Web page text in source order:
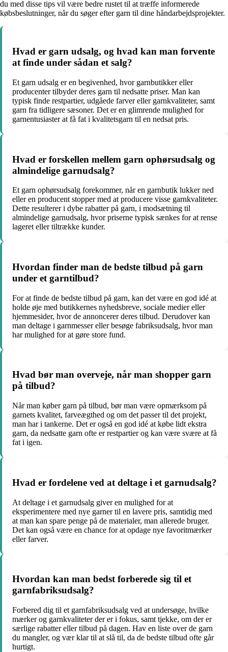
du med disse tips vil være bedre rustet til at træffe informerede
købsbeslutninger, når du søger efter garn til dine håndarbejdsprojekter.
Hvad er garn udsalg, og hvad kan man forvente
at finde under sådan et salg?
Et garn udsalg er en begivenhed, hvor garnbutikker eller
producenter tilbyder deres garn til nedsatte priser. Man kan
typisk finde restpartier, udgåede farver eller garnkvaliteter, samt
garn fra tidligere sæsoner. Det er en glimrende mulighed for
garnentusiaster at få fat i kvalitetsgarn til en nedsat pris.
Hvad er forskellen mellem garn ophørsudsalg og
almindelige garnudsalg?
Et garn ophørsudsalg forekommer, når en garnbutik lukker ned
eller en producent stopper med at producere visse garnkvaliteter.
Dette resulterer i dybe rabatter på garn, i modsætning til
almindelige garnudsalg, hvor priserne typisk sænkes for at rense
lageret eller tiltrække kunder.
Hvordan finder man de bedste tilbud på garn
under et garntilbud?
For at finde de bedste tilbud på garn, kan det være en god idé at
holde øje med butikkernes nyhedsbreve, sociale medier eller
hjemmesider, hvor de annoncerer deres tilbud. Derudover kan
man deltage i garnmesser eller besøge fabriksudsalg, hvor man
har mulighed for at gøre store fund.
Hvad bør man overveje, når man shopper garn
på tilbud?
Når man køber garn på tilbud, bør man være opmærksom på
garnets kvalitet, farveægthed og om det passer til det projekt,
man har i tankerne. Det er også en god idé at købe lidt ekstra
garn, da nedsatte garn ofte er restpartier og kan være svære at få
fat i igen.
Hvad er fordelene ved at deltage i et garnudsalg?
At deltage i et garnudsalg giver en mulighed for at
eksperimentere med nye garner til en lavere pris, samtidig med
at man kan spare penge på de materialer, man allerede bruger.
Det kan også være en chance for at opdage nye favoritmærker
eller farver.
Hvordan kan man bedst forberede sig til et
garnfabriksudsalg?
Forbered dig til et garnfabriksudsalg ved at undersøge, hvilke
mærker og garnkvaliteter der er i fokus, samt tjekke, om der er
særlige rabatter eller tilbud på dagen. Hav en liste over de garn
du mangler, og vær klar til at slå til, da de bedste tilbud ofte går
hurtigt.